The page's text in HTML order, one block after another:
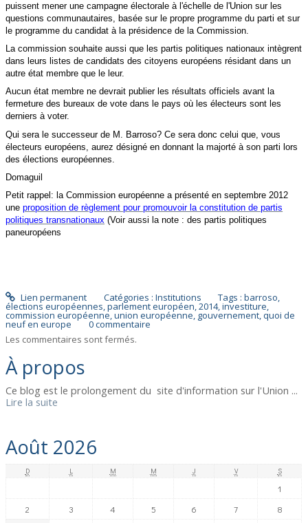
puissent mener une campagne électorale à l'échelle de l'Union sur les
questions communautaires, basée sur le propre programme du parti et sur
le programme du candidat à la présidence de la Commission.
La commission souhaite aussi que les partis politiques nationaux intègrent
dans leurs listes de candidats des citoyens européens résidant dans un
autre état membre que le leur.
Aucun état membre ne devrait publier les résultats officiels avant la
fermeture des bureaux de vote dans le pays où les électeurs sont les
derniers à voter.
Qui sera le successeur de M. Barroso? Ce sera donc celui que, vous
électeurs européens, aurez désigné en donnant la majorté à son parti lors
des élections européennes.
Domaguil
Petit rappel: la Commission européenne a présenté en septembre 2012
uneproposition de règlement pour promouvoir la constitution de partis
politiques transnationaux (Voir aussi la note : des partis politiques
paneuropéens
Lien permanent Catégories : Institutions Tags :barroso
élections européennes ,parlement européen ,2014,investiture
commission européenne ,union européenne,gouvernement ,quoi de
neuf en europe 0commentaire
Les commentaires sont fermés.
À propos
Ce blog est le prolongement du site d'information sur l'Union ...
Lire la suite
Août 2026
D L M M J V S
1
2
3 4 5 6 7
8